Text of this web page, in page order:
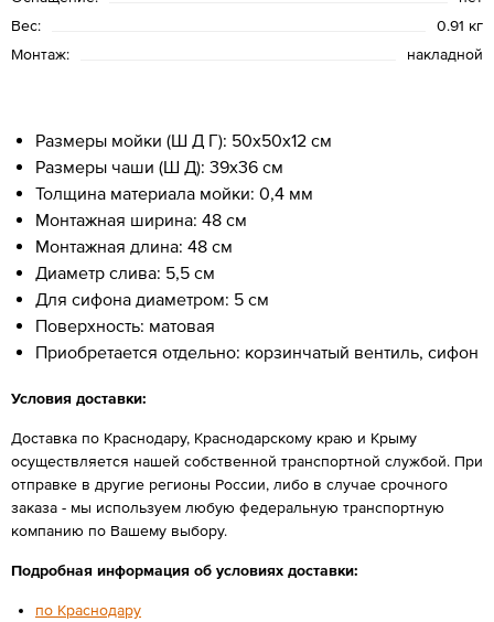
Вес:
0.91 кг
Монтаж:
накладной
Размеры мойки (Ш Д Г): 50x50x12 см
Размеры чаши (Ш Д): 39x36 см
Толщина материала мойки: 0,4 мм
Монтажная ширина: 48 см
Монтажная длина: 48 см
Диаметр слива: 5,5 см
Для сифона диаметром: 5 см
Поверхность: матовая
Приобретается отдельно: корзинчатый вентиль, сифон
Условия доставки:
Доставка по Краснодару, Краснодарскому краю и Крыму
осуществляется нашей собственной транспортной службой. При
отправке в другие регионы России, либо в случае срочного
заказа - мы используем любую федеральную транспортную
компанию по Вашему выбору.
Подробная информация об условиях доставки:
по Краснодару